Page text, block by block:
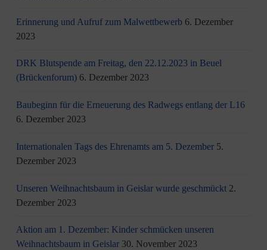
Erinnerung und Aufruf zum Malwettbewerb 6. Dezember
2023
DRK Blutspende am Freitag, den 22.12.2023 in Beuel
(Brückenforum) 6. Dezember 2023
Baubeginn für die Erneuerung des Radwegs entlang der L16
6. Dezember 2023
Internationalen Tags des Ehrenamts am 5. Dezember 5.
Dezember 2023
Unseren Weihnachtsbaum in Geislar wurde geschmückt 2.
Dezember 2023
Aktion am 1. Dezember: Kinder schmücken unseren
Weihnachtsbaum in Geislar 30. November 2023